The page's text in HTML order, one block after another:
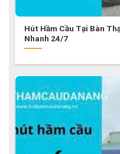
Hút Hầm Cầu Tại Bàn
Nhanh 24/7